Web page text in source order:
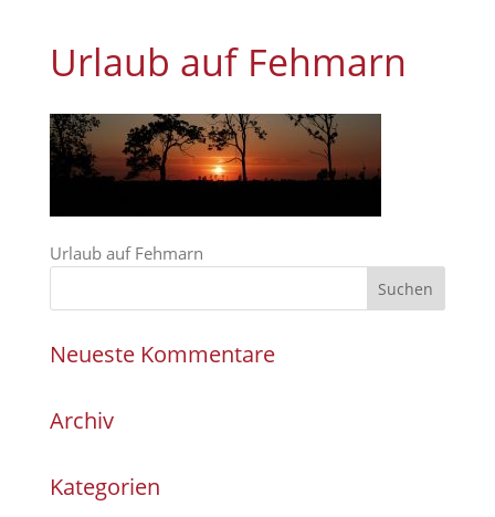
Urlaub auf Fehmarn
Urlaub auf Fehmarn
Neueste Kommentare
Archiv
Kategorien